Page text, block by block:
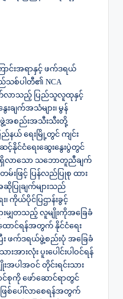
ာင်းအရာနှင့် ဖက်ဒရယ်
သစ်ပါတီ၏ NCA
က်လာသည့် ပြည်သူလူထုနှင့်
ချက်အသံများ၊ မွန်
ဖွဲ့အစည်းအသီးသီးတို့
ည်နယ် ရေးမြို့တွင် ကျင်း
နိုင်ငံရေးဆွေးနွေးပွဲတွင်
ရရှိလာသော သဘောတူညီချက်
းဖြင့် ပြန်လည်ပြုစု ထား
အဆိုပြုချက်များသည်
၊ ကိုယ်ပိုင်ပြဌာန်းခွင့်
ျှတသည့် လူမျိုးကိုအခြေခံ
ာင်ရန်အတွက် နိုင်ငံရေး
ြီး ဖက်ဒရယ်ဖွဲ့စည်းပုံ အခြေခံ
းအားလုံး ပူးပေါင်းပါဝင်ရန်
ပါအဝင် တိုင်းရင်းသား
ကို ဖော်ဆောင်ရာတွင်
ြစ်ပေါ်လာစေရန်အတွက်